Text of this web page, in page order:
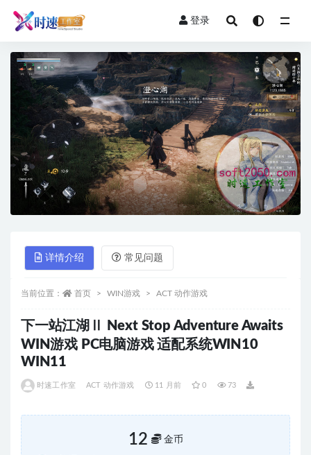
登录
详情介绍 常见问题
当前位置： 首页 WIN游戏 ACT 动作游戏
下一站江湖Ⅱ Next Stop Adventure Awaits
WIN游戏 PC电脑游戏 适配系统WIN10
WIN11
时速工作室 ACT 动作游戏 11 月前 0 73
12 金币